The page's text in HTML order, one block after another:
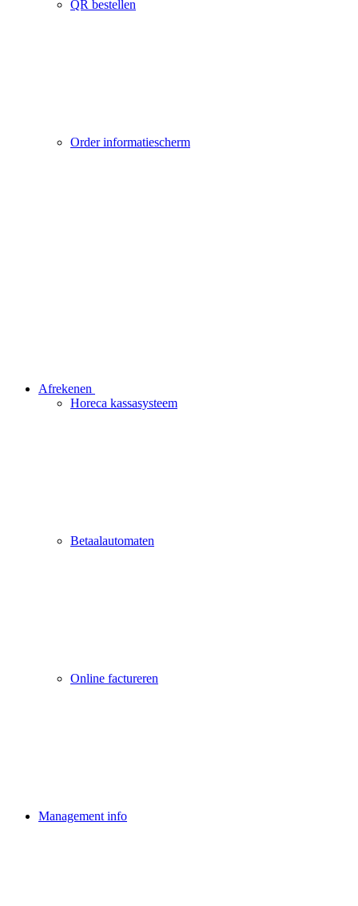
QR bestellen
Order informatiescherm
Afrekenen
Horeca kassasysteem
Betaalautomaten
Online factureren
Management info